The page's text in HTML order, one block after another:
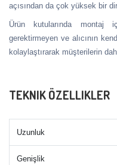
açısından da çok yüksek bir
Ürün kutularında montaj
gerektirmeyen ve alıcının
kolaylaştırarak müşterilerin
TEKNIK ÖZELLIKLER
Uzunluk
Genişlik